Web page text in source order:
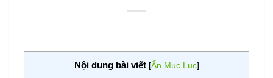
Nội dung bài viết [Ẩn Mục Lục]